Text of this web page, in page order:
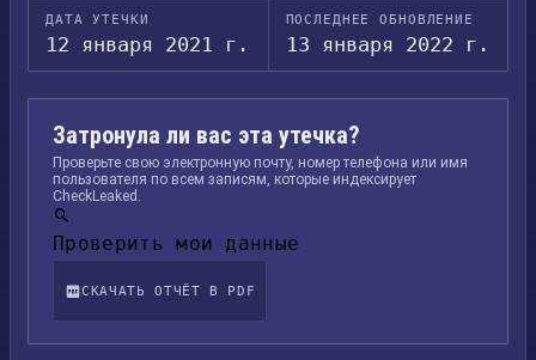
ДАТА УТЕЧКИ
12 января 2021 г.
ПОСЛЕДНЕЕ ОБНОВЛЕНИЕ
13 января 2022 г.
Затронула ли вас эта утечка?
Проверьте свою электронную почту, номер телефона или имя
пользователя по всем записям, которые индексирует
CheckLeaked.
Проверить мои данные
СКАЧАТЬ ОТЧЁТ В PDF